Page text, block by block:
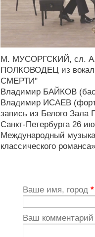
М. МУСОРГСКИЙ, сл. А.
ПОЛКОВОДЕЦ из
СМЕРТИ"
Владимир БАЙКОВ
Владимир ИСАЕВ
запись из Белого Зала
Санкт-Петербурга 26
Международный
классического романса»
Ваше имя, город *
Ваш